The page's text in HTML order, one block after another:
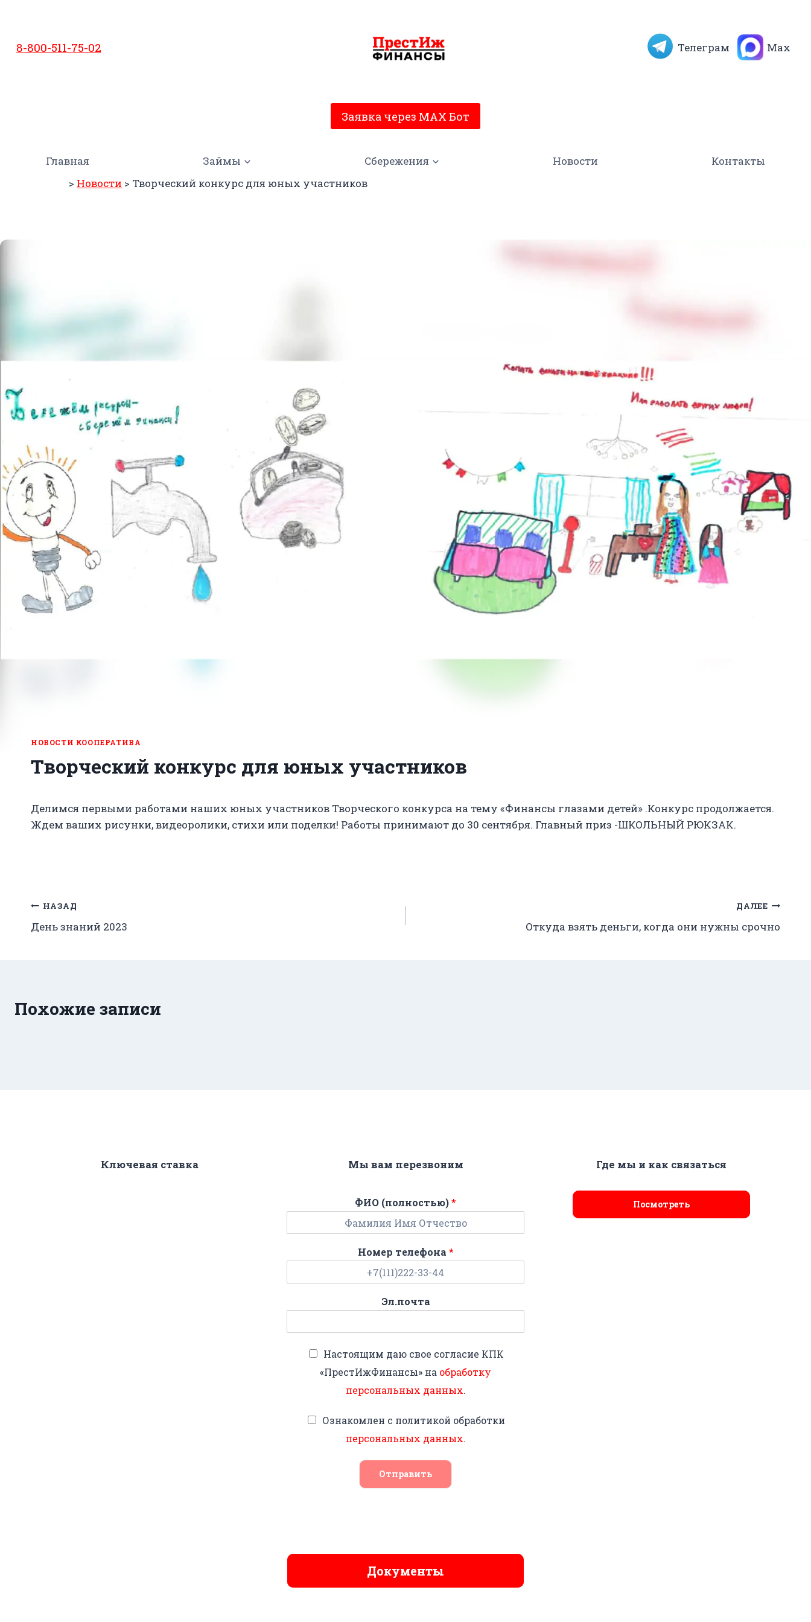
содержимому
8-800-511-75-02 Телеграм Max
Заявка через MAX Бот
Главная Займы Сбережения Новости
Контакты
> Новости > Творческий конкурс для юных участников
НОВОСТИ КООПЕРАТИВА
Творческий конкурс для юных участников
Делимся первыми работами наших юных участников Творческого конкурса на тему «Финансы глазами детей» .Конкурс продолжается.
Ждем ваших рисунки, видеоролики, стихи или поделки! Работы принимают до 30 сентября. Главный приз -ШКОЛЬНЫЙ РЮКЗАК.
Навигация
по
НАЗАД
День знаний 2023
ДАЛЕЕ
Откуда взять деньги, когда они нужны срочно
Похожие записи
Ключевая ставка Мы вам перезвоним
ФИО (полностью)*
Номер телефона *
Эл.почта
Настоящим даю свое согласие КПК
«ПрестИжФинансы» на обработку
персональных данных.
Ознакомлен с политикой обработки
персональных данных.
Отправить
Где мы и как связаться
Посмотреть
Документы